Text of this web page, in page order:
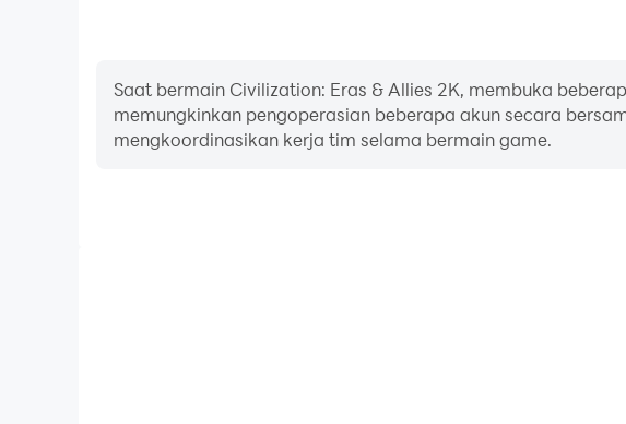
Saat bermain Civilization: Eras & Allies 2K, membuka
memungkinkan pengoperasian beberapa akun secara
mengkoordinasikan kerja tim selama bermain game.